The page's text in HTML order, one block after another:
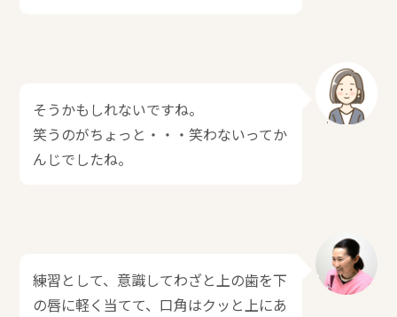
そうかもしれないですね。
笑うのがちょっと・・・笑わないってか
んじでしたね。
練習として、意識してわざと上の歯を下
の唇に軽く当てて、口角はクッと上にあ